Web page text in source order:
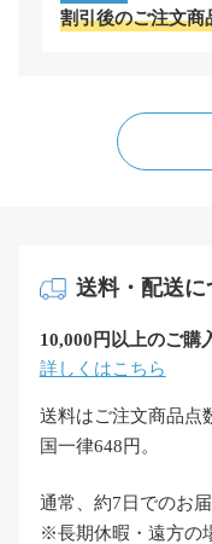
割引後のご注文
送料・配送に
10,000円以上のご購
詳しくはこちら
送料はご注文商品点
国一律648円。
通常、約7日でのお
※長期休暇・遠方の